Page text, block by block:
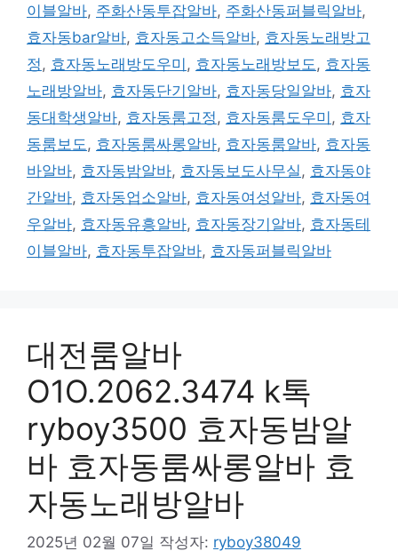
이블알바, 주화산동투잡알바, 주화산동퍼블릭알바,
효자동bar알바, 효자동고소득알바, 효자동노래방고
정 , 효자동노래방도우미 , 효자동노래방보도 , 효자동
노래방알바, 효자동단기알바, 효자동당일알바, 효자
동대학생알바, 효자동룸고정 , 효자동룸도우미 , 효자
동룸보도 , 효자동룸싸롱알바, 효자동룸알바, 효자동
바알바, 효자동밤알바, 효자동보도사무실 , 효자동야
간알바, 효자동업소알바, 효자동여성알바, 효자동여
우알바, 효자동유흥알바, 효자동장기알바, 효자동테
이블알바, 효자동투잡알바, 효자동퍼블릭알바
대전룸알바
O1O.2062.3474 k톡
ryboy3500 효자동밤알
바 효자동룸싸롱알바 효
자동노래방알바
2025년 02월 07일 작성자: ryboy38049